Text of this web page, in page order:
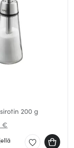
200 g
€